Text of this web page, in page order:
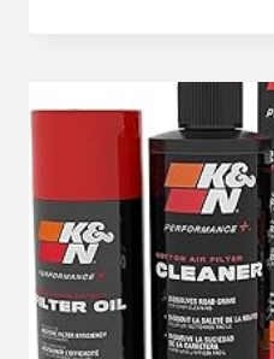
U/MIN
MIT
4-
SPEED
TURBOJET
MODE,